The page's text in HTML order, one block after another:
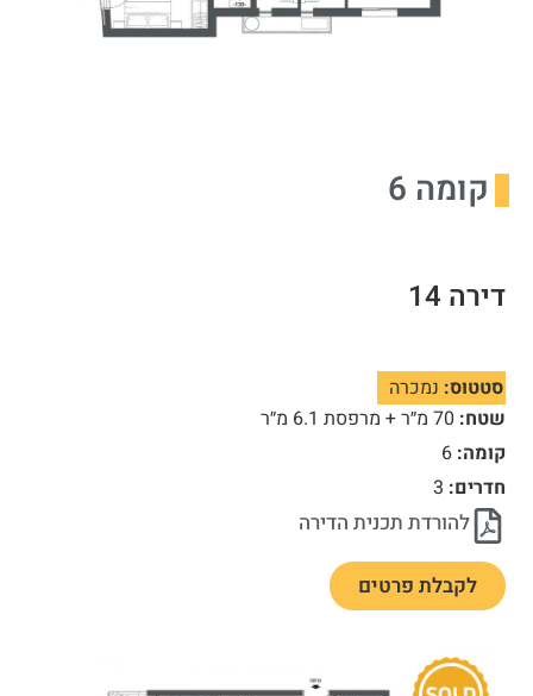
קומה 6
דירה 14
סטטוס: נמכרה
שטח: 70 מ״ר + מרפסת 6.1 מ״ר
קומה: 6
חדרים: 3
להורדת תכנית הדירה
לקבלת פרטים